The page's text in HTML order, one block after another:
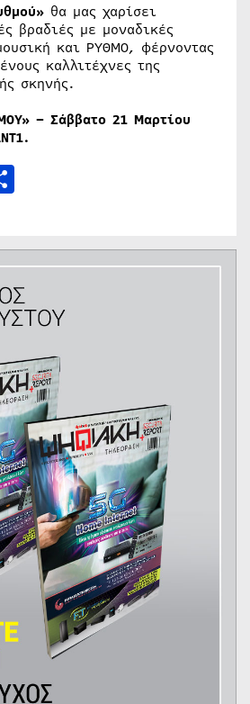
θα μας χαρίσει
βραδιές με μοναδικές
και ΡΥΘΜΟ, φέρνοντας
καλλιτέχνες της
σκηνής.
– Σάββατο 21 Μαρτίου